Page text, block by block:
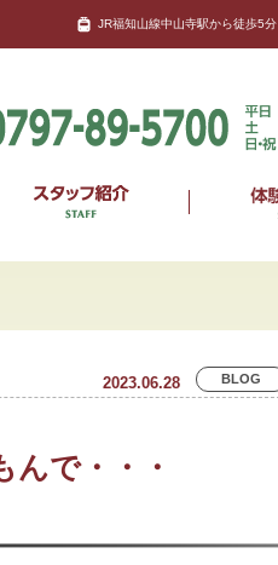
JR福知山線中山寺駅から徒歩5分
2023.06.28 BLOG
で・・・